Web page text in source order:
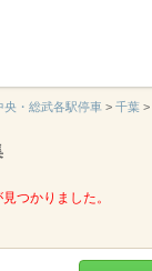
央・総武各駅停車 > 千葉 >
つかりました。